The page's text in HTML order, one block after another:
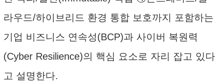
라우드/하이브리드 환경 통합 보호까지 포함하는
기업 비즈니스 연속성(BCP)과 사이버 복원력
(Cyber Resilience)의 핵심 요소로 자리 잡고 있다
고 설명한다.